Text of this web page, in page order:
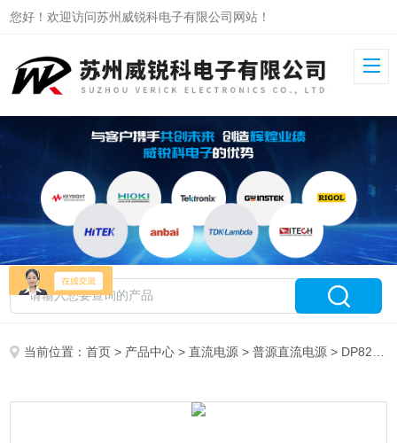
您好！欢迎访问苏州威锐科电子有限公司网站！
当前位置：首页 > 产品中心 >直流电源 >普源直流电源 > DP821A普源可编程线性直流电源